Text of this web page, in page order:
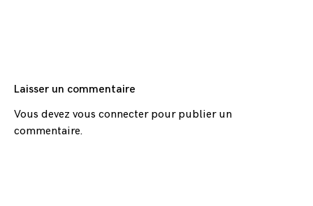
Laisser un commentaire
Vous devez vous connecterpour publier un
commentaire.